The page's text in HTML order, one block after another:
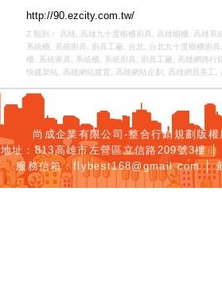
http://90.ezcity.com.tw/
Z 類別： 高雄 高雄九十度櫥櫃廚具 高雄櫥櫃
高雄系
系統櫃
系統廚具 廚具工廠 台北 台北九十度櫥櫃廚具
櫃
系統家具 系統櫃 系統廚具 廚具工廠
高雄網路行
快建架站
高雄網站建置 高雄網站企劃 高雄網頁美工
尚成企業有限公司-整合行銷規劃 版
地址：813高雄市左營區立信路209號3樓
服務信箱：flybest168@gmail.com│